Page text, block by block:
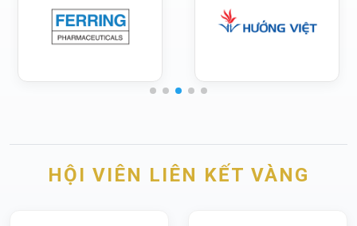
HỘI VIÊN LIÊN KẾT VÀNG